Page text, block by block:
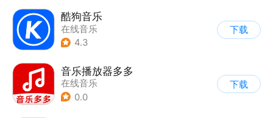
酷狗音乐
在线音乐
4.3
下载
音乐播放器多多
在线音乐
0.0
下载